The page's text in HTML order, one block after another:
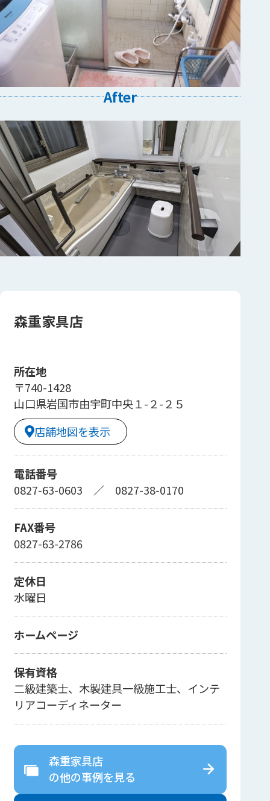
After
森重家具店
所在地
〒740-1428
山口県岩国市由宇町中央１-２-２５
店舗地図を表示
電話番号
0827-63-0603 ／ 0827-38-0170
FAX番号
0827-63-2786
定休日
水曜日
ホームページ
保有資格
二級建築士、木製建具一級施工士、インテ
リアコーディネーター
森重家具店
の他の事例を見る